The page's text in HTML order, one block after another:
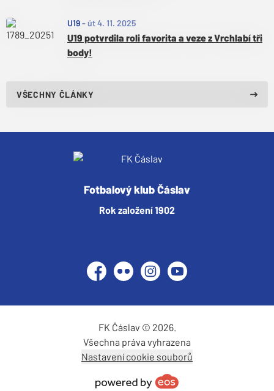
U19- út 4. 11. 2025
U19 potvrdila roli favorita a veze z Vrchlabí tři
body!
VŠECHNY ČLÁNKY
Fotbalový klub Čáslav
Rok založení 1902
Facebook
Flickr InstagramYouTube
FK Čáslav © 2026.
Všechna práva vyhrazena
Nastavení cookie souborů